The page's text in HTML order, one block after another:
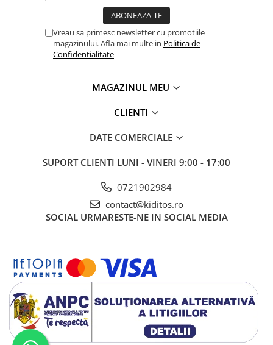
Vreau sa primesc newsletter cu promotiile
magazinului. Afla mai multe in Politica de
Confidentialitate
MAGAZINUL MEU
CLIENTI
DATE COMERCIALE
SUPORT CLIENTI LUNI - VINERI 9:00 - 17:00
0721902984
contact@kiditos.ro
SOCIAL URMARESTE-NE IN SOCIAL MEDIA